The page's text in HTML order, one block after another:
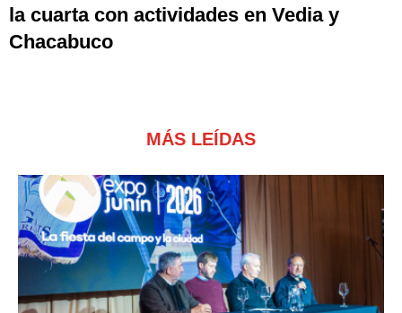
la cuarta con actividades en Vedia y
Chacabuco
MÁS LEÍDAS